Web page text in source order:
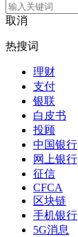
取消
热搜词
理财
支付
银联
白皮书
投顾
中国银行
网上银行
征信
CFCA
区块链
手机银行
5G消息